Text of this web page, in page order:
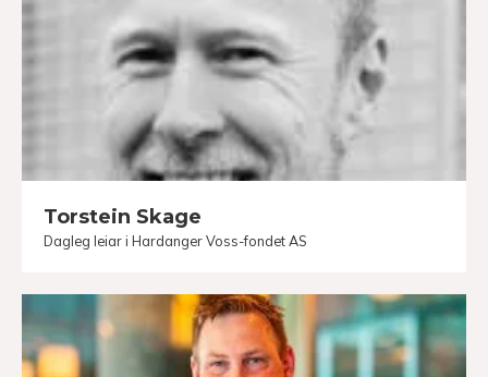
Torstein Skage
Dagleg leiar i Hardanger Voss-fondet AS